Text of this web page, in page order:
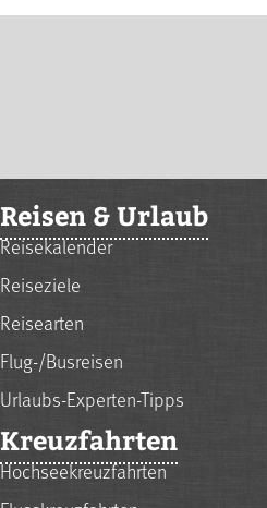
Reisen & Urlaub
Reisekalender
Reiseziele
Reisearten
Flug-/Busreisen
Urlaubs-Experten-Tipps
Kreuzfahrten
Hochseekreuzfahrten